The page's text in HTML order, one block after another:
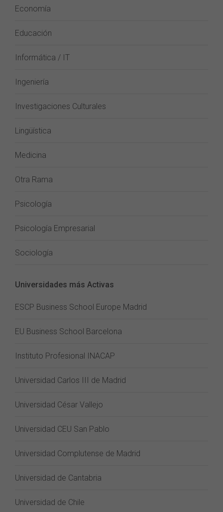
Economía
Educación
Informática / IT
Ingeniería
Investigaciones Culturales
Lingüística
Medicina
Otra Rama
Psicología
Psicología Empresarial
Sociología
Universidades más Activas
ESCP Business School Europe Madrid
EU Business School Barcelona
Instituto Profesional INACAP
Universidad Carlos III de Madrid
Universidad César Vallejo
Universidad CEU San Pablo
Universidad Complutense de Madrid
Universidad de Cantabria
Universidad de Chile